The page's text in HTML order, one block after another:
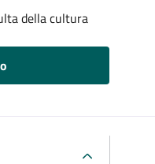
della cultura